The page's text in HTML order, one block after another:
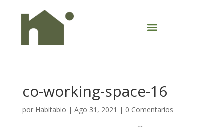
co-working-space-16
por Habitabio | Ago 31, 2021 | 0 Comentarios